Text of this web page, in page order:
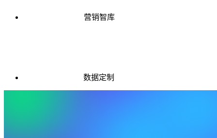
营销智库
数据定制